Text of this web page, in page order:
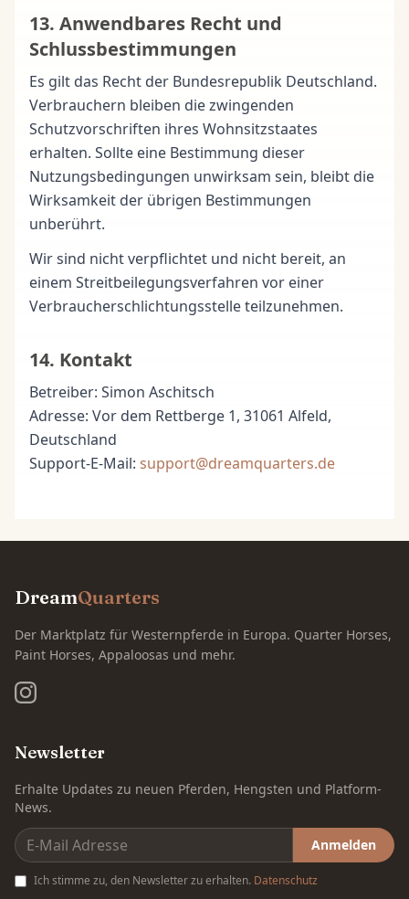
13. Anwendbares Recht und
Schlussbestimmungen
Es gilt das Recht der Bundesrepublik Deutschland.
Verbrauchern bleiben die zwingenden
Schutzvorschriften ihres Wohnsitzstaates
erhalten. Sollte eine Bestimmung dieser
Nutzungsbedingungen unwirksam sein, bleibt die
Wirksamkeit der übrigen Bestimmungen
unberührt.
Wir sind nicht verpflichtet und nicht bereit, an
einem Streitbeilegungsverfahren vor einer
Verbraucherschlichtungsstelle teilzunehmen.
14. Kontakt
Betreiber: Simon Aschitsch
Adresse: Vor dem Rettberge 1, 31061 Alfeld,
Deutschland
Support-E-Mail: support@dreamquarters.de
DreamQuarters
Der Marktplatz für Westernpferde in Europa. Quarter Horses,
Paint Horses, Appaloosas und mehr.
Newsletter
Erhalte Updates zu neuen Pferden, Hengsten und Platform-
News.
Anmelden
Ich stimme zu, den Newsletter zu erhalten. Datenschutz